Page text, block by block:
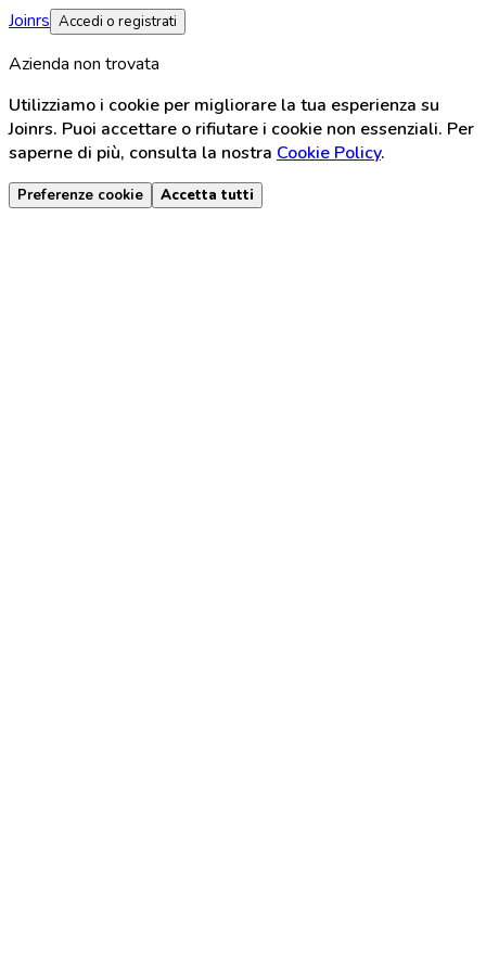
Joinrs Accedi o registrati
Azienda non trovata
Utilizziamo i cookie per migliorare la tua esperienza su
Joinrs. Puoi accettare o rifiutare i cookie non essenziali. Per
saperne di più, consulta la nostra Cookie Policy.
Preferenze cookie Accetta tutti